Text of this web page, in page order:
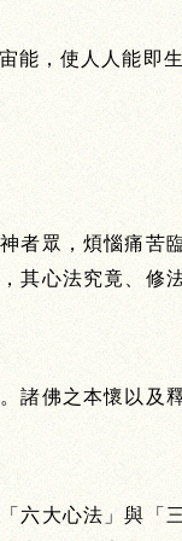
能，使人人能即
者眾，煩惱痛苦
其心法究竟、修
諸佛之本懷以及
六大心法」與「